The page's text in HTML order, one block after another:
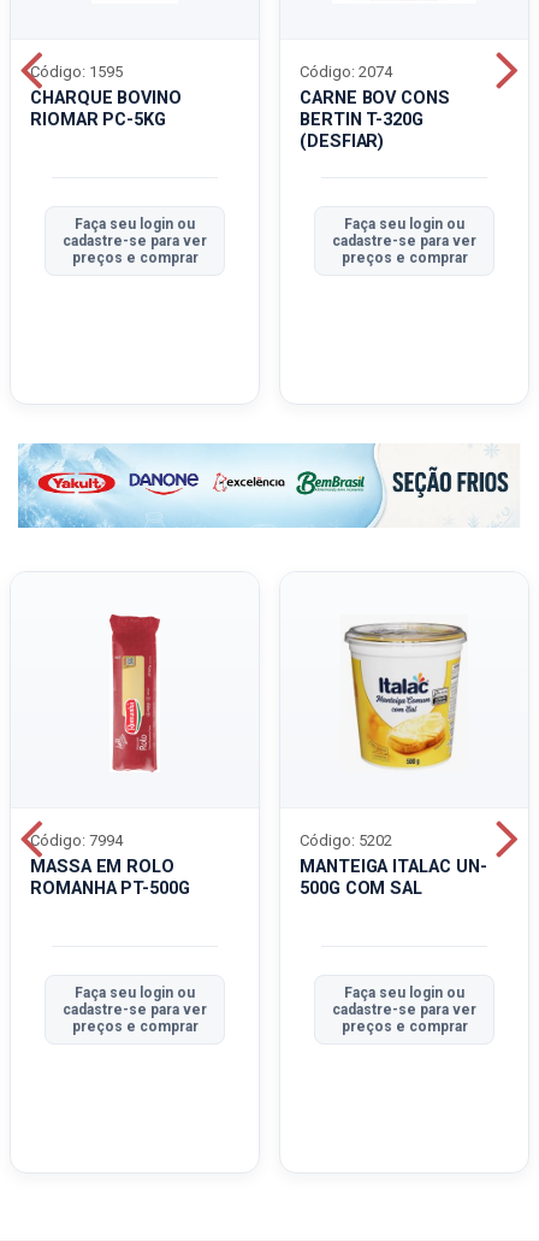
CHARQUE BOVINO
RIOMAR PC-5KG
Código: 1595
Faça seu login ou
cadastre-se para ver
preços e comprar
CARNE BOV CONS
BERTIN T-320G
(DESFIAR)
Código: 2074
Faça seu login ou
cadastre-se para ver
preços e comprar
MASSA EM ROLO
ROMANHA PT-500G
Código: 7994
Faça seu login ou
cadastre-se para ver
preços e comprar
MANTEIGA ITALAC UN-
500G COM SAL
Código: 5202
Faça seu login ou
cadastre-se para ver
preços e comprar